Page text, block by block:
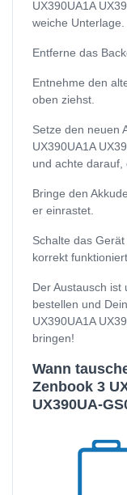
UX390UA1A
weiche Unterlage.
Entferne das
Entnehme den
oben ziehst.
Setze den neuen
UX390UA1A
und achte darauf,
Bringe den
er einrastet.
Schalte das
korrekt funktioniert.
Der Austausch ist
bestellen und
UX390UA1A
bringen!
Wann
Zenbook 3
UX390UA-